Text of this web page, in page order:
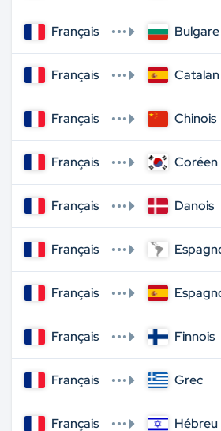
Français Bulgare
Français Catalan
Français Chinois
Français Coréen
Français Danois
Français
Français
Français Finnois
Français Grec
Français Hébreu